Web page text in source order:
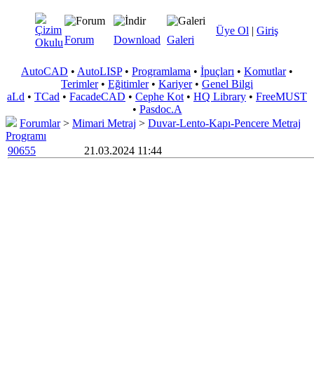
Üye Ol | Giriş
Forum Download Galeri
AutoCAD • AutoLISP• Programlama • İpuçları • Komutlar•
Terimler• Eğitimler• Kariyer• Genel Bilgi
aLd • TCad • FacadeCAD • Cephe Kot • HQ Library • FreeMUST
• Pasdoc.A
Forumlar> Mimari Metraj > Duvar-Lento-Kapı-Pencere Metraj
Programı
90655
21.03.2024 11:44